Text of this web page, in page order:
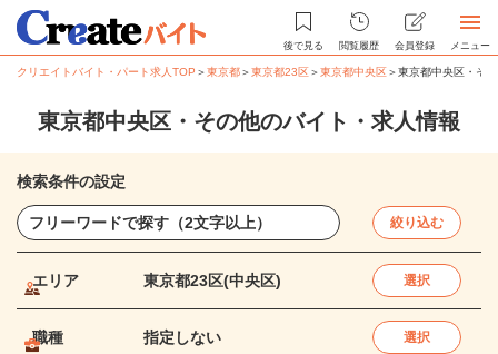
後で見る 閲覧履歴 会員登録 メニュー
クリエイトバイト・パート求人TOP ＞東京都＞東京都23区＞東京都中央区＞東京都中央区・そ
東京都中央区・その他のバイト・求人情報
検索条件の設定
絞り込む
エリア 東京都23区(中央区) 選択
職種 指定しない 選択